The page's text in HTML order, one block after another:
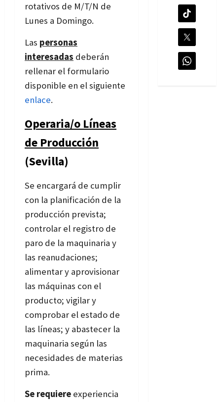
rotativos de M/T/N de
Lunes a Domingo.
Las personas
interesadas deberán
rellenar el formulario
disponible en el siguiente
enlace.
Operaria/o Líneas
de Producción
(Sevilla)
Se encargará de cumplir
con la planificación de la
producción prevista;
controlar el registro de
paro de la maquinaria y
las reanudaciones;
alimentar y aprovisionar
las máquinas con el
producto; vigilar y
comprobar el estado de
las líneas; y abastecer la
maquinaria según las
necesidades de materias
prima.
Se requiere experiencia